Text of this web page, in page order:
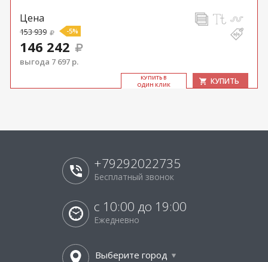
Цена
153 939 -5%
146 242
выгода 7 697 р.
КУ­ПИТЬ В
ОДИН КЛИК
КУПИТЬ
+79292022735
Бесплатный звонок
с 10:00 до 19:00
Ежедневно
Выберите город